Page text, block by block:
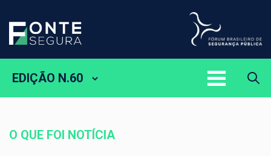
EDIÇÃO N.60
O QUE FOI NOTÍCIA